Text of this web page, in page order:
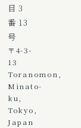
目 3
番 13
号
〒4-3-
13
Toranomon,
Minato-
ku,
Tokyo,
Japan